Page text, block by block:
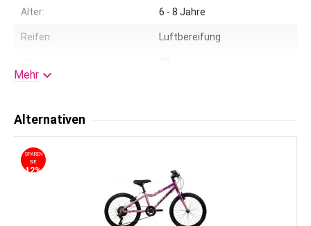
Alter: 6 - 8 Jahre
Reifen: Luftbereifung
20
Fahrradständer:
Lenkerhöhe einstellbar: Ja
Federung:
Shimano Nexus 3
Volare
Mehr 
Alternativen
SPAREN
SIE
12%